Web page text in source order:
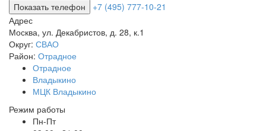
Показать телефон
+7 (495) 777-10-21
Адрес
Москва, ул. Декабристов, д. 28, к.1
Округ: СВАО
Район: Отрадное
Отрадное
Владыкино
МЦК Владыкино
Режим работы
Пн-Пт